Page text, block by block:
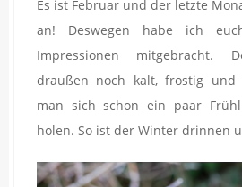
Es ist Februar und der letzte
an! Deswegen habe ich
Impressionen mitgebracht.
draußen noch kalt, frostig und
man sich schon ein paar
holen. So ist der Winter drinnen